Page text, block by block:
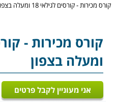
קורס מכירות - קורסים לגילאי 18 ומעלה בצפון
קורס מכירות
ומעלה בצפון
אני מעוניין לקבל פרטים